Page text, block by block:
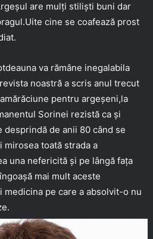
are mulți stiliști buni dar
cine se coafează prost
va rămâne inegalabila
noastră a scris anul trecut
pentru argeșeni,la
Sorinei rezistă ca și
de anii 80 când se
toată strada a
una nefericită și pe lângă fața
mai mult aceste
pe care a absolvit-o nu